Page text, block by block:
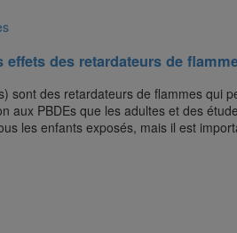
effets des retardateurs de
sont des retardateurs de flammes
aux PBDEs que les adultes et des
les enfants exposés, mais il est